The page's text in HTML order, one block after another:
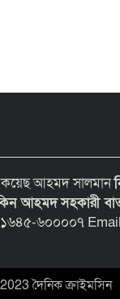
কয়েছ আহমদ সালমান
আহমদসহকারী
৬০০০০৭
দৈনিক ক্রাইমসিন